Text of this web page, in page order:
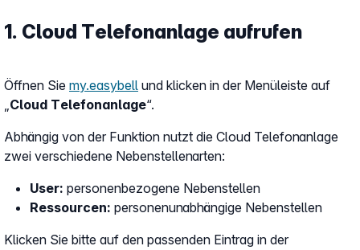
1. Cloud Telefonanlage aufrufen
Öffnen Sie my.easybell und klicken in der Menüleiste auf
„Cloud Telefonanlage“.
Abhängig von der Funktion nutzt die Cloud Telefonanlage
zwei verschiedene Nebenstellenarten:
User: personenbezogene Nebenstellen
Ressourcen: personenunabhängige Nebenstellen
Klicken Sie bitte auf den passenden Eintrag in der